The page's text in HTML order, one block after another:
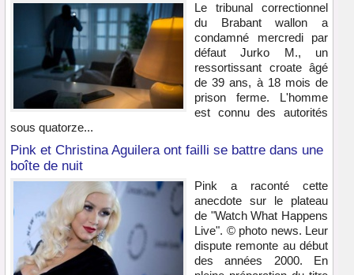
Le tribunal correctionnel
du Brabant wallon a
condamné mercredi par
défaut Jurko M., un
ressortissant croate âgé
de 39 ans, à 18 mois de
prison ferme. L'homme
est connu des autorités
sous quatorze...
Pink et Christina Aguilera ont failli se battre dans une
boîte de nuit
Pink a raconté cette
anecdote sur le plateau
de "Watch What Happens
Live". © photo news. Leur
dispute remonte au début
des années 2000. En